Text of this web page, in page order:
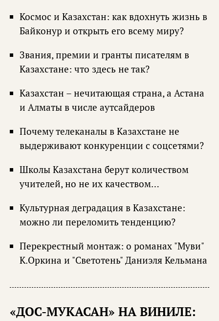
Космос и Казахстан: как вдохнуть жизнь в
Байконур и открыть его всему миру?
Звания, премии и гранты писателям в
Казахстане: что здесь не так?
Казахстан – нечитающая страна, а Астана
и Алматы в числе аутсайдеров
Почему телеканалы в Казахстане не
выдерживают конкуренции с соцсетями?
Школы Казахстана берут количеством
учителей, но не их качеством…
Культурная деградация в Казахстане:
можно ли переломить тенденцию?
Перекрестный монтаж: о романах "Муви"
К.Оркина и "Светотень" Даниэля Кельмана
«ДОС-МУКАСАН» НА ВИНИЛЕ: